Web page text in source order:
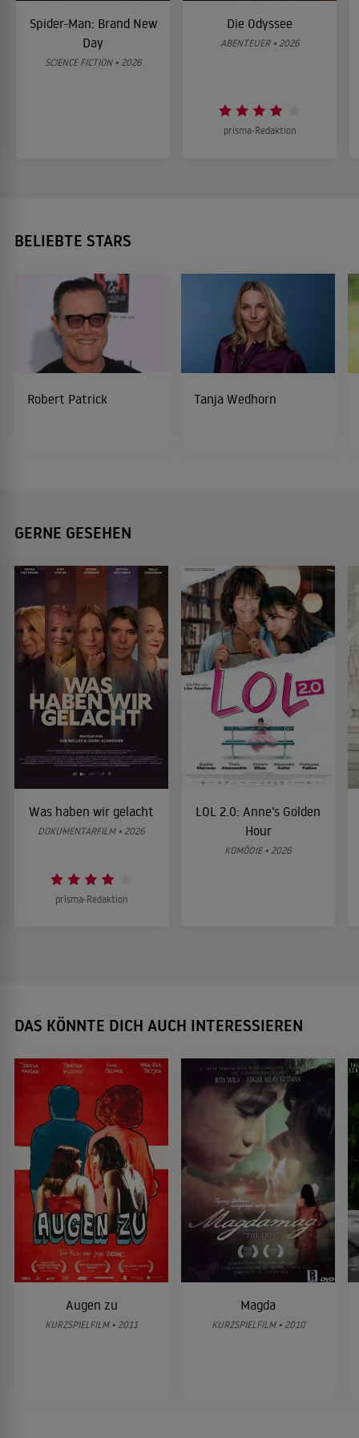
Spider-Man: Brand New
Day
SCIENCE FICTION • 2026
Die Odyssee
ABENTEUER • 2026
prisma-Redaktion
BELIEBTE STARS
Robert Patrick Tanja Wedhorn
GERNE GESEHEN
Was haben wir gelacht
DOKUMENTARFILM • 2026
prisma-Redaktion
LOL 2.0: Anne’s Golden
Hour
KOMÖDIE • 2026
DAS KÖNNTE DICH AUCH INTERESSIEREN
Augen zu
KURZSPIELFILM • 2011
Magda
KURZSPIELFILM • 2010